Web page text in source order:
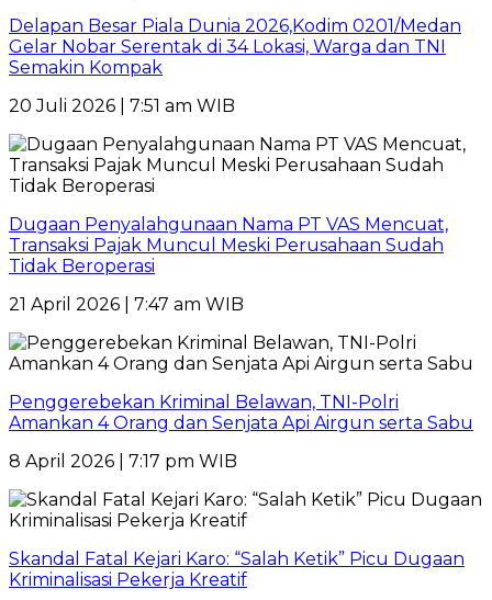
Delapan Besar Piala Dunia 2026,Kodim 0201/Medan
Gelar Nobar Serentak di 34 Lokasi, Warga dan TNI
Semakin Kompak
20 Juli 2026 | 7:51 am WIB
Dugaan Penyalahgunaan Nama PT VAS Mencuat,
Transaksi Pajak Muncul Meski Perusahaan Sudah
Tidak Beroperasi
21 April 2026 | 7:47 am WIB
Penggerebekan Kriminal Belawan, TNI-Polri
Amankan 4 Orang dan Senjata Api Airgun serta Sabu
8 April 2026 | 7:17 pm WIB
Skandal Fatal Kejari Karo: “Salah Ketik” Picu Dugaan
Kriminalisasi Pekerja Kreatif